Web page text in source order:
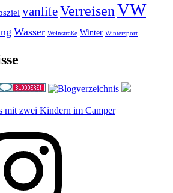
vanlifeVerreisenVW
Wasser Weinstraße Winter Wintersport
mit zwei Kindern im Camper